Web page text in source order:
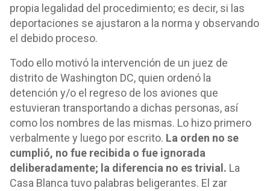
propia legalidad del procedimiento; es decir, si las
deportaciones se ajustaron a la norma y observando
el debido proceso.
Todo ello motivó la intervención de un juez de
distrito de Washington DC, quien ordenó la
detención y/o el regreso de los aviones que
estuvieran transportando a dichas personas, así
como los nombres de las mismas. Lo hizo primero
verbalmente y luego por escrito. La orden no se
cumplió, no fue recibida o fue ignorada
deliberadamente; la diferencia no es trivial. La
Casa Blanca tuvo palabras beligerantes. El zar